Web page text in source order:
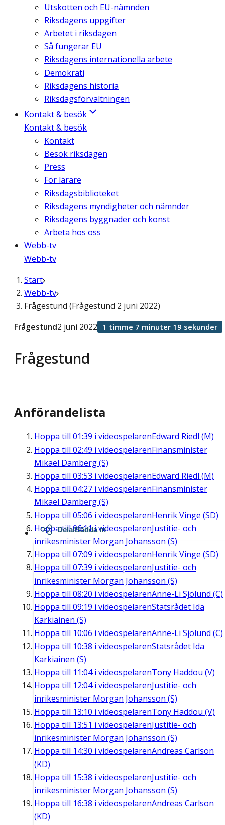
Utskotten och EU-nämnden
Riksdagens uppgifter
Arbetet i riksdagen
Så fungerar EU
Riksdagens internationella arbete
Demokrati
Riksdagens historia
Riksdagsförvaltningen
Kontakt & besök
Kontakt & besök
Kontakt
Besök riksdagen
Press
För lärare
Riksdagsbiblioteket
Riksdagens myndigheter och nämnder
Riksdagens byggnader och konst
Arbeta hos oss
Webb-tv
Webb-tv
Start
Webb-tv
Frågestund (Frågestund 2 juni 2022)
Frågestund
Frågestund2 juni 2022 1 timme 7 minuter 19 sekunder
Anförandelista
Hoppa till 01:39 i videospelarenEdward Riedl (M)
Hoppa till 02:49 i videospelarenFinansminister
Mikael Damberg (S)
Hoppa till 03:53 i videospelarenEdward Riedl (M)
Hoppa till 04:27 i videospelarenFinansminister
Mikael Damberg (S)
Hoppa till 05:06 i videospelarenHenrik Vinge (SD)
Hoppa till06:11i videospelarenJustitie- och
inrikesminister Morgan Johansson (S)
Hoppa till 07:09 i videospelarenHenrik Vinge (SD)
Hoppa till 07:39 i videospelarenJustitie- och
inrikesminister Morgan Johansson (S)
Hoppa till 08:20 i videospelarenAnne-Li Sjölund (C)
Hoppa till 09:19 i videospelarenStatsrådet Ida
Karkiainen (S)
Hoppa till 10:06 i videospelarenAnne-Li Sjölund (C)
Hoppa till 10:38 i videospelarenStatsrådet Ida
Karkiainen (S)
Hoppa till 11:04i videospelarenTony Haddou (V)
Hoppa till 12:04i videospelarenJustitie- och
inrikesminister Morgan Johansson (S)
Hoppa till 13:10 i videospelarenTony Haddou (V)
Hoppa till 13:51 i videospelarenJustitie- och
inrikesminister Morgan Johansson (S)
Hoppa till 14:30 i videospelarenAndreas Carlson
(KD)
Hoppa till 15:38 i videospelarenJustitie- och
inrikesminister Morgan Johansson (S)
Hoppa till 16:38 i videospelarenAndreas Carlson
(KD)
Dela/Bädda in